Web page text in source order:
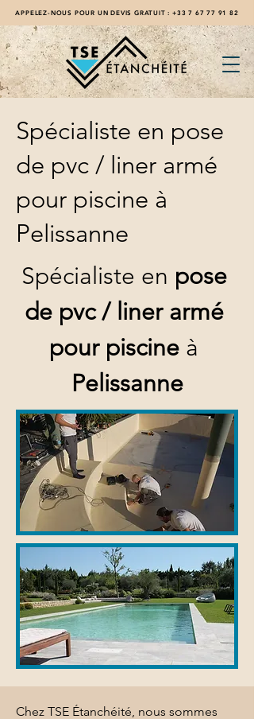
APPELEZ-NOUS POUR UN DEVIS GRATUIT : +33 7 67 77 91 82
Spécialiste en pose
de pvc / liner armé
pour piscine à
Pelissanne
Spécialiste en pose
de pvc / liner armé
pour piscine à
Pelissanne
Chez TSE Étanchéité, nous sommes